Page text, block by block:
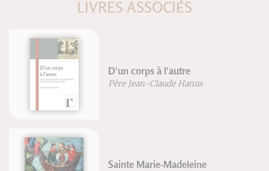
LIVRES ASSOCIÉS
D'un corps à l'autre
Père Jean-Claude Hanus
Sainte Marie-Madeleine